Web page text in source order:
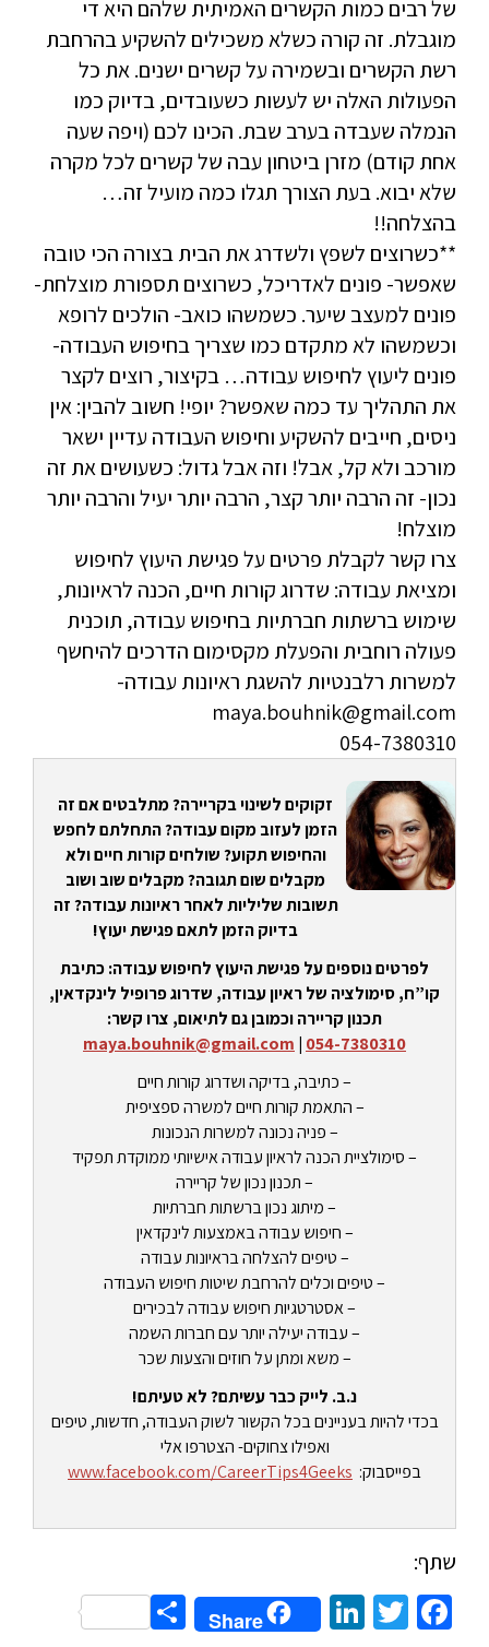
של רבים כמות הקשרים האמיתית שלהם היא די
מוגבלת. זה קורה כשלא משכילים להשקיע בהרחבת
רשת הקשרים ובשמירה על קשרים ישנים. את כל
הפעולות האלה יש לעשות כשעובדים, בדיוק כמו
הנמלה שעבדה בערב שבת. הכינו לכם (ויפה שעה
אחת קודם) מזרן ביטחון עבה של קשרים לכל מקרה
שלא יבוא. בעת הצורך תגלו כמה מועיל זה…
בהצלחה!!
**כשרוצים לשפץ ולשדרג את הבית בצורה הכי טובה
שאפשר- פונים לאדריכל, כשרוצים תספורת מוצלחת-
פונים למעצב שיער. כשמשהו כואב- הולכים לרופא
וכשמשהו לא מתקדם כמו שצריך בחיפוש העבודה-
פונים ליעוץ לחיפוש עבודה… בקיצור, רוצים לקצר
את התהליך עד כמה שאפשר? יופי! חשוב להבין: אין
ניסים, חייבים להשקיע וחיפוש העבודה עדיין ישאר
מורכב ולא קל, אבל! וזה אבל גדול: כשעושים את זה
נכון- זה הרבה יותר קצר, הרבה יותר יעיל והרבה יותר
מוצלח!
צרו קשר לקבלת פרטים על פגישת היעוץ לחיפוש
ומציאת עבודה: שדרוג קורות חיים, הכנה לראיונות,
שימוש ברשתות חברתיות בחיפוש עבודה, תוכנית
פעולה רוחבית והפעלת מקסימום הדרכים להיחשף
למשרות רלבנטיות להשגת ראיונות עבודה-
maya.bouhnik@gmail.com
054-7380310
זקוקים לשינוי בקריירה? מתלבטים אם זה
הזמן לעזוב מקום עבודה? התחלתם לחפש
והחיפוש תקוע? שולחים קורות חיים ולא
מקבלים שום תגובה? מקבלים שוב ושוב
תשובות שליליות לאחר ראיונות עבודה? זה
בדיוק הזמן לתאם פגישת יעוץ!
לפרטים נוספים על פגישת היעוץ לחיפוש עבודה: כתיבת
קו”ח, סימולציה של ראיון עבודה, שדרוג פרופיל לינקדאין,
תכנון קריירה וכמובן גם לתיאום, צרו קשר:
054-7380310
|
maya.bouhnik@gmail.com
– כתיבה, בדיקה ושדרוג קורות חיים
– התאמת קורות חיים למשרה ספציפית
– פניה נכונה למשרות הנכונות
– סימולציית הכנה לראיון עבודה אישיותי ממוקדת תפקיד
– תכנון נכון של קריירה
– מיתוג נכון ברשתות חברתיות
– חיפוש עבודה באמצעות לינקדאין
– טיפים להצלחה בראיונות עבודה
– טיפים וכלים להרחבת שיטות חיפוש העבודה
– אסטרטגיות חיפוש עבודה לבכירים
– עבודה יעילה יותר עם חברות השמה
– משא ומתן על חוזים והצעות שכר
נ.ב. לייק כבר עשיתם? לא טעיתם!
בכדי להיות בעניינים בכל הקשור לשוק העבודה, חדשות, טיפים
ואפילו צחוקים- הצטרפו אלי
בפייסבוק: www.facebook.com/CareerTips4Geeks
שתף:
Facebook
Twitter
LinkedIn
Share
Share